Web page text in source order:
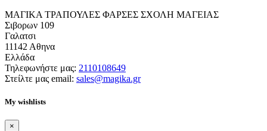
ΜΑΓΙΚΑ ΤΡΑΠΟΥΛΕΣ ΦΑΡΣΕΣ ΣΧΟΛΗ ΜΑΓΕΙΑΣ
Σιβορων 109
Γαλατσι
11142 Αθηνα
Ελλάδα
Τηλεφωνήστε μας: 2110108649
Στείλτε μας email: sales@magika.gr
My wishlists
×